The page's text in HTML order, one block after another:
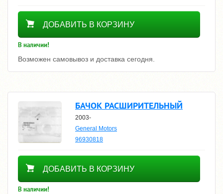
3090
ДОБАВИТЬ В КОРЗИНУ
В наличии!
Возможен самовывоз и доставка сегодня.
БАЧОК РАСШИРИТЕЛЬНЫЙ
2003-
General Motors
96930818
3760
ДОБАВИТЬ В КОРЗИНУ
В наличии!